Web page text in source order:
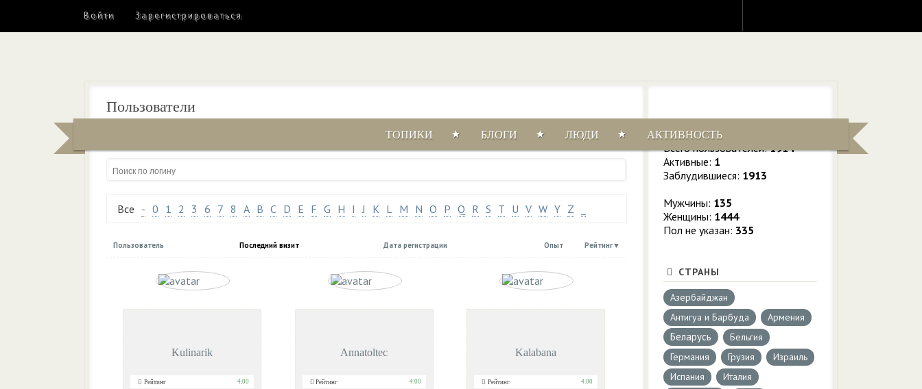
Войти Зарегистрироваться
ТОПИКИ БЛОГИ ЛЮДИ АКТИВНОСТЬ
Пользователи
Все - 0 1 2 3 6 7 8 A B C D E F G H I J K L M N O P Q R S T U V W Y Z
Пользователь Последний визит Дата регистрации Опыт Рейтинг
Kulinarik
Рейтинг 4.00
Annatoltec
Рейтинг 4.00
Kalabana
Рейтинг 4.00
Всего пользователей:1914
Активные: 1
Заблудившиеся: 1913
Мужчины: 135
Женщины: 1444
Пол не указан: 335
СТРАНЫ
Азербайджан
Антигуа и Барбуда
Армения
Беларусь
Бельгия
Германия
Грузия
Израиль
Испания
Италия